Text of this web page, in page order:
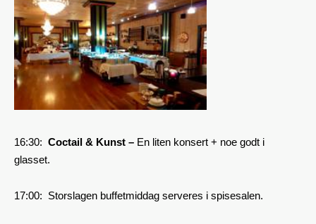
16:30: Coctail & Kunst – En liten konsert + noe godt i
glasset.
17:00: Storslagen buffetmiddag serveres i spisesalen.